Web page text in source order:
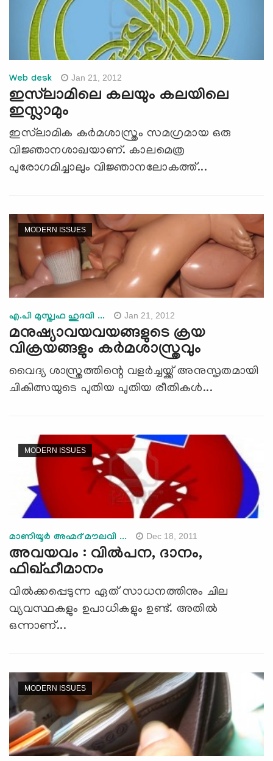
Web desk Jan 21, 2012
ഇസ്‌ലാമിലെ കലയും കലയിലെ
ഇസ്ലാമും
ഇസ്‌ലാമിക കര്‍മശാസ്ത്രം സമഗ്രമായ ഒരു
വിജ്ഞാനശാഖയാണ്. കാലമെത്ര
പുരോഗമിച്ചാലും വിജ്ഞാനലോകത്ത്...
MODERN ISSUES
എ.പി മുസ്ത്വഫ ഹുദവി ... Jan 21, 2012
മനുഷ്യാവയവയങ്ങളുടെ ക്രയ
വിക്രയങ്ങളും കര്‍മശാസ്ത്രവും
വൈദ്യ ശാസ്ത്രത്തിന്റെ വളര്‍ച്ചയ്ക്ക് അനുസൃതമായി
ചികിത്സയുടെ പുതിയ പുതിയ രീതികള്‍...
MODERN ISSUES
മാണിയൂര്‍ അഹ്മദ് മൗലവി ... Dec 18, 2011
അവയവം : വില്‍പന, ദാനം,
ഫിഖ്ഹീമാനം
വില്‍ക്കപ്പെടുന്ന ഏത് സാധനത്തിനും ചില
വ്യവസ്ഥകളും ഉപാധികളും ഉണ്ട്. അതില്‍
ഒന്നാണ്...
MODERN ISSUES